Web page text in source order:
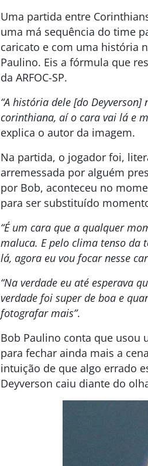
Uma partida entre
uma má sequência do time
caricato e com uma história
Paulino. Eis a fórmula que
da ARFOC-SP.
“A história dele [do
corinthiana, aí o cara vai lá e
explica o autor da imagem.
Na partida, o jogador foi,
arremessada por alguém
por Bob, aconteceu no
para ser substituído
“É um cara que a qualquer
maluca. E pelo clima tenso da
lá, agora eu vou focar nesse
“Na verdade eu até esperava
verdade foi super de boa e
fotografar mais”.
Bob Paulino conta que usou
para fechar ainda mais a
intuição de que algo errado
Deyverson caiu diante do